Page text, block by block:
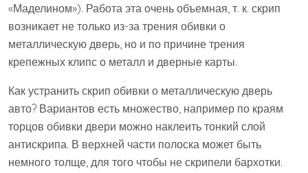
«Маделином»). Работа эта очень объемная, т. к. скрип
возникает не только из-за трения обивки о
металлическую дверь, но и по причине трения
крепежных клипс о металл и дверные карты.
Как устранить скрип обивки о металлическую дверь
авто? Вариантов есть множество, например по краям
торцов обивки двери можно наклеить тонкий слой
антискрипа. В верхней части полоска может быть
немного толще, для того чтобы не скрипели бархотки.